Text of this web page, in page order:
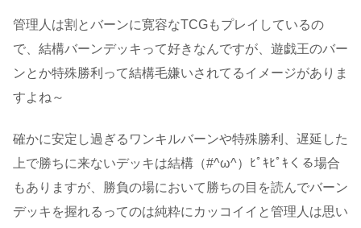
管理人は割とバーンに寛容なTCGもプレイしているの
で、結構バーンデッキって好きなんですが、遊戯王のバー
ンとか特殊勝利って結構毛嫌いされてるイメージがありま
すよね～
確かに安定し過ぎるワンキルバーンや特殊勝利、遅延した
上で勝ちに来ないデッキは結構（#^ω^）ﾋﾟｷﾋﾟｷくる場合
もありますが、勝負の場において勝ちの目を読んでバーン
デッキを握れるってのは純粋にカッコイイと管理人は思い